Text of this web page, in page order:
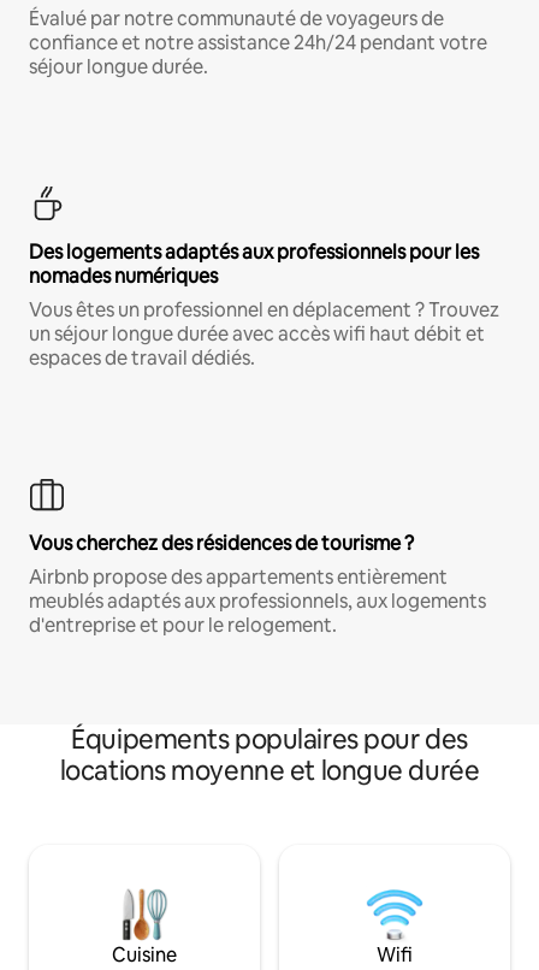
Évalué par notre communauté de voyageurs de
confiance et notre assistance 24h/24 pendant votre
séjour longue durée.
Des logements adaptés aux professionnels pour les
nomades numériques
Vous êtes un professionnel en déplacement ? Trouvez
un séjour longue durée avec accès wifi haut débit et
espaces de travail dédiés.
Vous cherchez des résidences de tourisme ?
Airbnb propose des appartements entièrement
meublés adaptés aux professionnels, aux logements
d'entreprise et pour le relogement.
Équipements populaires pour des
locations moyenne et longue durée
Cuisine Wifi